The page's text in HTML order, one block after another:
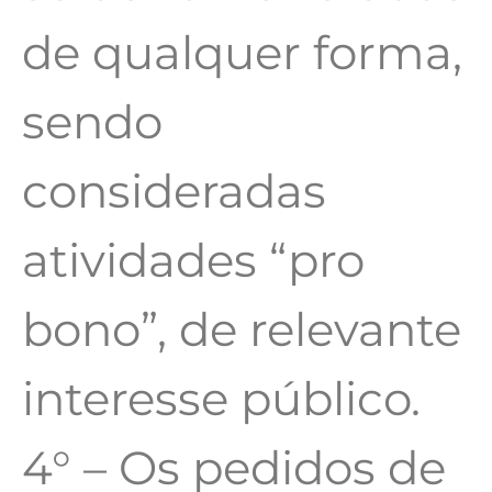
de qualquer forma,
sendo
consideradas
atividades “pro
bono”, de relevante
interesse público.
4° – Os pedidos de